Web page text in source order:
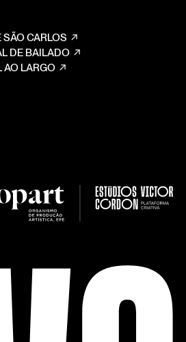
CARLOS
DE BAILADO
AO LARGO